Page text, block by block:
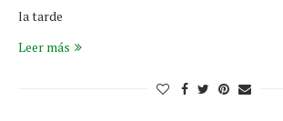
la tarde
Leer más